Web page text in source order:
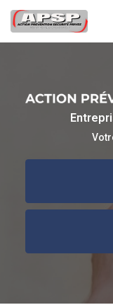
contenu